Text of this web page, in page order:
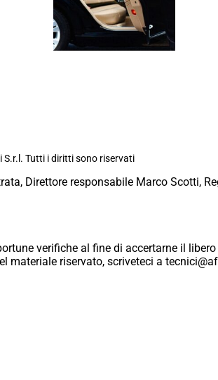
Tutti i diritti sono riservati
Direttore responsabile Marco Scotti,
verifiche al fine di accertarne il
materiale riservato, scriveteci a